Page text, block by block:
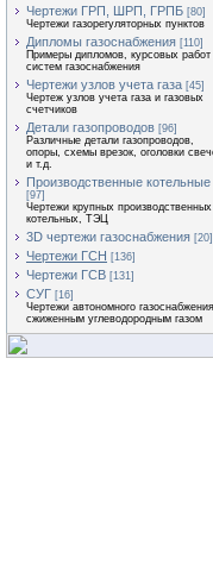
Чертежи ГРП, ШРП, ГРПБ [80]
Чертежи газорегуляторных пунктов
Дипломы газоснабжения [110]
Примеры дипломов, курсовых работ
систем газоснабжения
Чертежи узлов учета газа [45]
Чертеж узлов учета газа и газовых
счетчиков
Детали газопроводов [96]
Различные детали газопроводов,
опоры, схемы врезок, оголовки
и т.д.
Производственные котельные
[97]
Чертежи крупных производственных
котельных, ТЭЦ
3D чертежи газоснабжения [20]
Чертежи ГСН [136]
Чертежи ГСВ [131]
СУГ [16]
Чертежи автономного газоснабжения
сжиженным углеводородным газом